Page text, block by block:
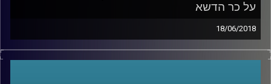
על כר הדשא
18/06/2018
משחקי המונדיאל טומנים בחובם הרבה מעבר